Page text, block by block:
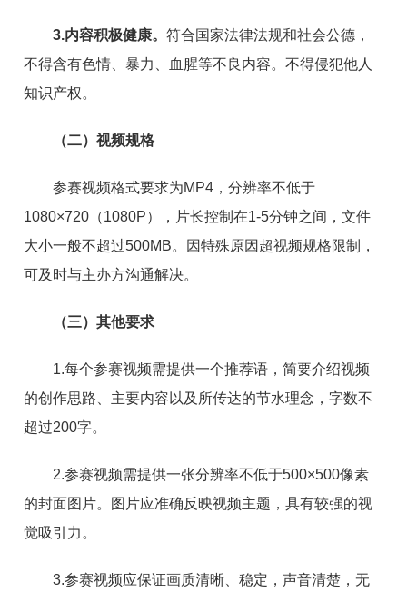
3.内容积极健康。符合国家法律法规和社会公德，
不得含有色情、暴力、血腥等不良内容。不得侵犯他人
知识产权。
（二）视频规格
参赛视频格式要求为MP4，分辨率不低于
1080×720（1080P），片长控制在1-5分钟之间，文件
大小一般不超过500MB。因特殊原因超视频规格限制，
可及时与主办方沟通解决。
（三）其他要求
1.每个参赛视频需提供一个推荐语，简要介绍视频
的创作思路、主要内容以及所传达的节水理念，字数不
超过200字。
2.参赛视频需提供一张分辨率不低于500×500像素
的封面图片。图片应准确反映视频主题，具有较强的视
觉吸引力。
3.参赛视频应保证画质清晰、稳定，声音清楚，无